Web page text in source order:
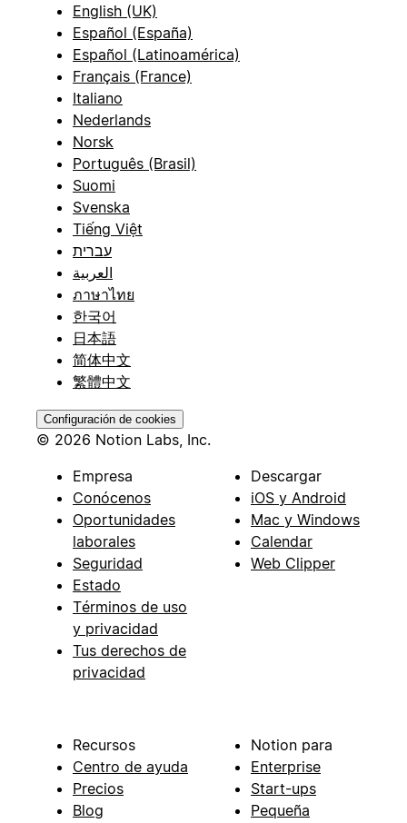
English (UK)
Español (España)
Español (Latinoamérica)
Français (France)
Italiano
Nederlands
Norsk
Português (Brasil)
Suomi
Svenska
Tiếng Việt
עברית
العربية
ภาษาไทย
한국어
日本語
简体中文
繁體中文
Configuración de cookies
© 2026 Notion Labs, Inc.
Empresa
Conócenos
Oportunidades
laborales
Seguridad
Estado
Términos de uso
y privacidad
Tus derechos de
privacidad
Descargar
iOS y Android
Mac y Windows
Calendar
Web Clipper
Recursos
Centro de ayuda
Precios
Blog
Notion para
Enterprise
Start-ups
Pequeña